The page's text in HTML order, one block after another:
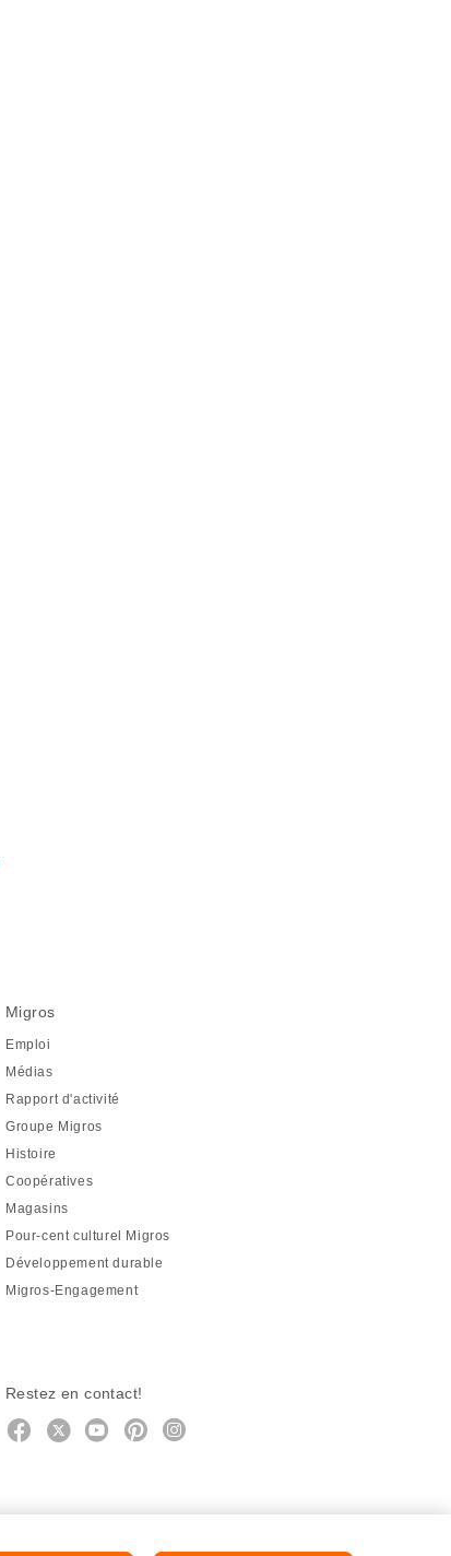
Migros
Emploi
Médias
Rapport d'activité
Groupe Migros
Histoire
Coopératives
Magasins
Pour-cent culturel Migros
Développement durable
Migros-Engagement
Restez en contact!
Facebook
http://twitter.com/migros
https://www.youtube.com/user/
PinterestInstagram